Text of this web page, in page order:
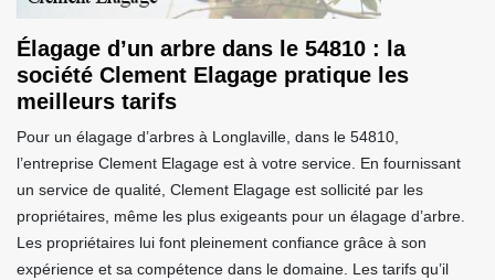
Élagage d’un arbre dans le 54810 : la
société Clement Elagage pratique les
meilleurs tarifs
Pour un élagage d’arbres à Longlaville, dans le 54810,
l’entreprise Clement Elagage est à votre service. En fournissant
un service de qualité, Clement Elagage est sollicité par les
propriétaires, même les plus exigeants pour un élagage d’arbre.
Les propriétaires lui font pleinement confiance grâce à son
expérience et sa compétence dans le domaine. Les tarifs qu’il